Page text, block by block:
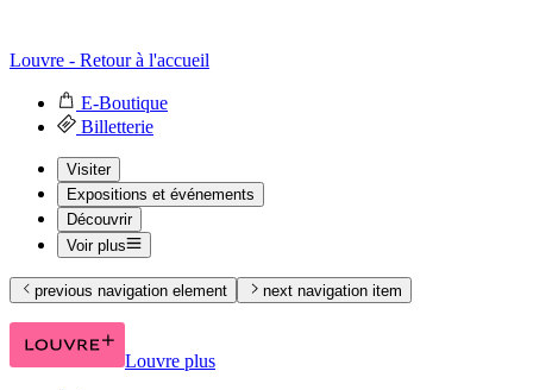
Louvre - Retour à l'accueil
E-Boutique
Billetterie
Visiter
Expositions et événements
Découvrir
Voir plus
previous navigation element next navigation item
Louvre plus